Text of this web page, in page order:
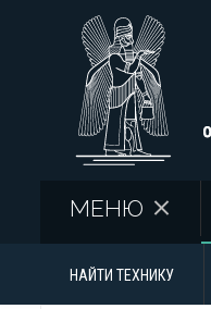
МЕНЮ
НАЙТИ ТЕХНИКУ